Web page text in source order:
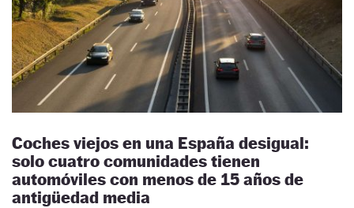
Coches viejos en una España desigual:
solo cuatro comunidades tienen
automóviles con menos de 15 años de
antigüedad media